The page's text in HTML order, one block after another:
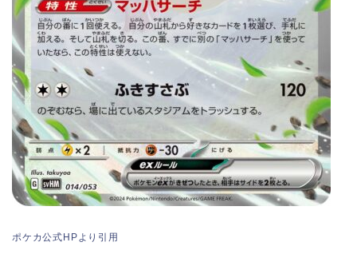
ポケカ公式HPより引用